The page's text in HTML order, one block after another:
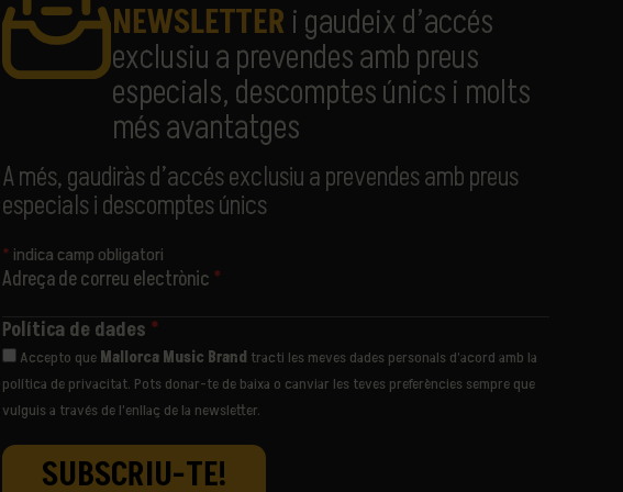
NEWSLETTER i gaudeix d’accés
exclusiu a prevendes amb preus
especials, descomptes únics i molts
més avantatges
A més, gaudiràs d’accés exclusiu a prevendes amb preus
especials i descomptes únics
* indica camp obligatori
Adreça de correu electrònic *
Política de dades *
Accepto que Mallorca Music Brand tracti les meves dades personals d’acord amb la
política de privacitat. Pots donar-te de baixa o canviar les teves preferències sempre que
vulguis a través de l’enllaç de la newsletter.